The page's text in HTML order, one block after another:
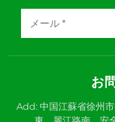
お
Add: 中国江蘇省徐州